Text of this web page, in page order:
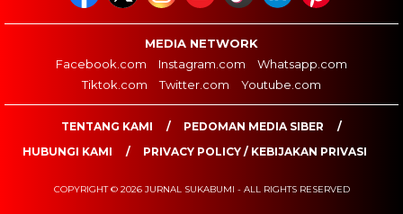
MEDIA NETWORK
Facebook.com
Instagram.com
Whatsapp.com
Tiktok.com
Twitter.com Youtube.com
TENTANG KAMI
PEDOMAN MEDIA SIBER
HUBUNGI KAMI
PRIVACY POLICY / KEBIJAKAN PRIVASI
COPYRIGHT © 2026 JURNAL SUKABUMI - ALL RIGHTS RESERVED